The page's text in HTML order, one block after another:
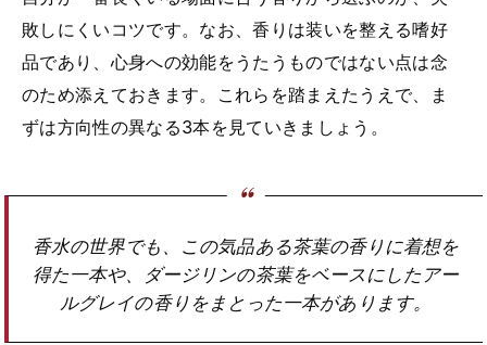
敗しにくいコツです。なお、香りは装いを整える嗜好
品であり、心身への効能をうたうものではない点は念
のため添えておきます。これらを踏まえたうえで、ま
ずは方向性の異なる3本を見ていきましょう。
香水の世界でも、この気品ある茶葉の香りに着想を
得た一本や、ダージリンの茶葉をベースにしたアー
ルグレイの香りをまとった一本があります。